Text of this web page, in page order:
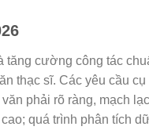
cường công tác
thạc sĩ. Các yêu cầu
phải rõ ràng, mạch
quá trình phân tích